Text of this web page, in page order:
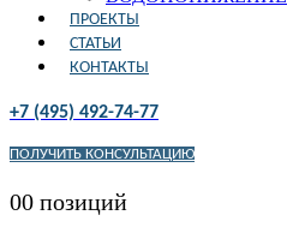
ПРОЕКТЫ
СТАТЬИ
КОНТАКТЫ
+7 (495) 492-74-77
ПОЛУЧИТЬ КОНСУЛЬТАЦИЮ
00 позиций